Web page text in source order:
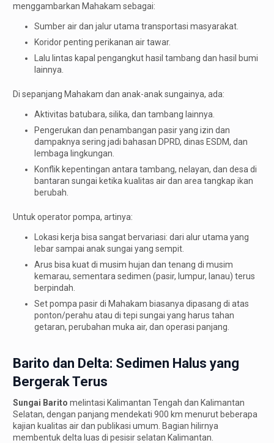
menggambarkan Mahakam sebagai:
Sumber air dan jalur utama transportasi masyarakat.
Koridor penting perikanan air tawar.
Lalu lintas kapal pengangkut hasil tambang dan hasil bumi
lainnya.
Di sepanjang Mahakam dan anak-anak sungainya, ada:
Aktivitas batubara, silika, dan tambang lainnya.
Pengerukan dan penambangan pasir yang izin dan
dampaknya sering jadi bahasan DPRD, dinas ESDM, dan
lembaga lingkungan.
Konflik kepentingan antara tambang, nelayan, dan desa di
bantaran sungai ketika kualitas air dan area tangkap ikan
berubah.
Untuk operator pompa, artinya:
Lokasi kerja bisa sangat bervariasi: dari alur utama yang
lebar sampai anak sungai yang sempit.
Arus bisa kuat di musim hujan dan tenang di musim
kemarau, sementara sedimen (pasir, lumpur, lanau) terus
berpindah.
Set pompa pasir di Mahakam biasanya dipasang di atas
ponton/perahu atau di tepi sungai yang harus tahan
getaran, perubahan muka air, dan operasi panjang.
Barito dan Delta: Sedimen Halus yang
Bergerak Terus
Sungai Barito melintasi Kalimantan Tengah dan Kalimantan
Selatan, dengan panjang mendekati 900 km menurut beberapa
kajian kualitas air dan publikasi umum. Bagian hilirnya
membentuk delta luas di pesisir selatan Kalimantan.